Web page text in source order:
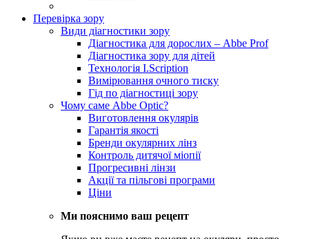
Перевірка зору
Види діагностики зору
Діагностика для дорослих – Abbe Prof
Діагностика зору для дітей
Технологія I.Scription
Вимірювання очного тиску
Гід по діагностиці зору
Чому саме Abbe Optic?
Виготовлення окулярів
Гарантія якості
Бренди окулярних лінз
Контроль дитячої міопії
Прогресивні лінзи
Акції та пільгові програми
Ціни
Ми пояснимо ваш рецепт